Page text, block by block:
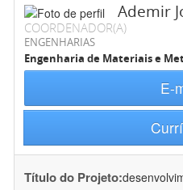
Ademir
COORDENADOR(A)
ENGENHARIAS
Engenharia de Materiais e
E-
Título do Projeto: